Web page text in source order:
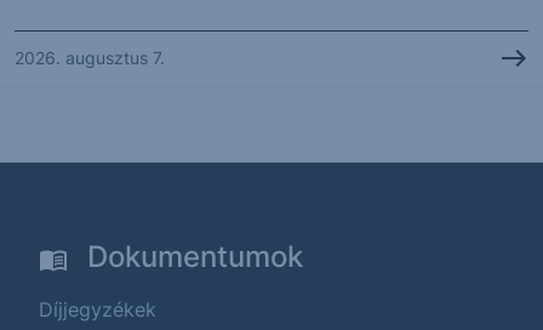
2026. augusztus 7.
Dokumentumok
Díjjegyzékek